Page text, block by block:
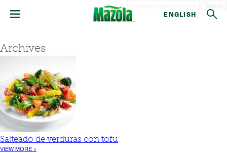
ENGLISH
Archives
Salteado de verduras con tofu
VIEW MORE >